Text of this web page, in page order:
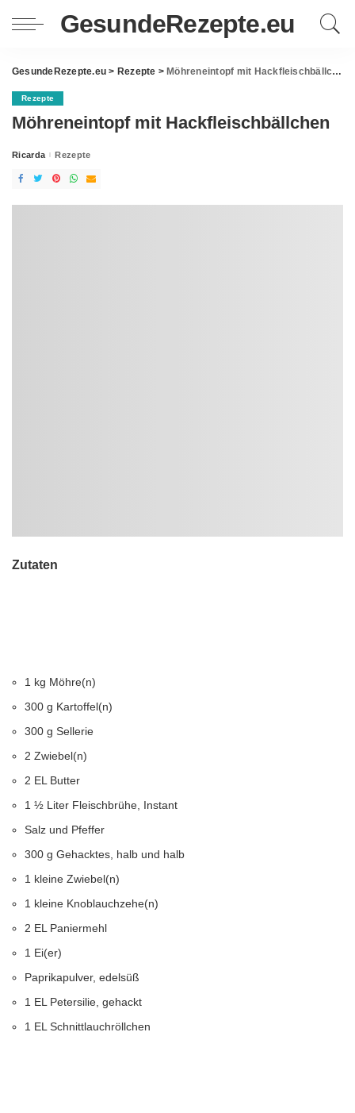
GesundeRezepte.eu
GesundeRezepte.eu > Rezepte > Möhreneintopf mit Hackfleischbällchen
Rezepte
Möhreneintopf mit Hackfleischbällchen
Posted
Ricarda Rezepte
Zutaten
1 kg Möhre(n)
300 g Kartoffel(n)
300 g Sellerie
2 Zwiebel(n)
2 EL Butter
1 ½ Liter Fleischbrühe, Instant
Salz und Pfeffer
300 g Gehacktes, halb und halb
1 kleine Zwiebel(n)
1 kleine Knoblauchzehe(n)
2 EL Paniermehl
1 Ei(er)
Paprikapulver, edelsüß
1 EL Petersilie, gehackt
1 EL Schnittlauchröllchen